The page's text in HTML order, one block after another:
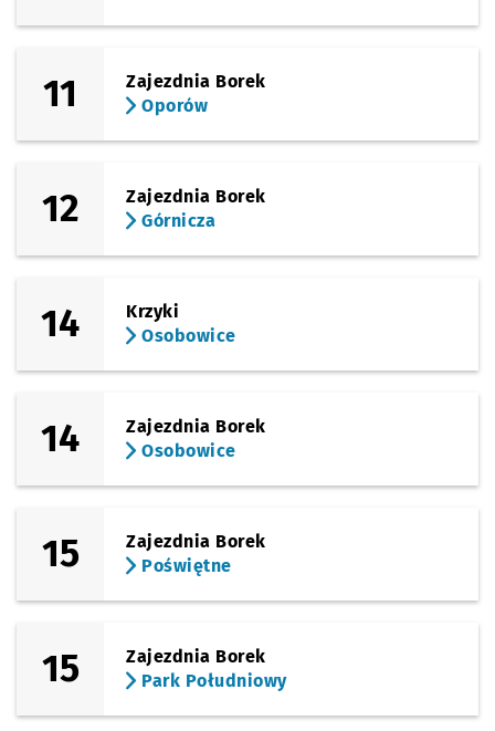
11
Zajezdnia Borek
Oporów
12
Zajezdnia Borek
Górnicza
14
Krzyki
Osobowice
14
Zajezdnia Borek
Osobowice
15
Zajezdnia Borek
Poświętne
15
Zajezdnia Borek
Park Południowy